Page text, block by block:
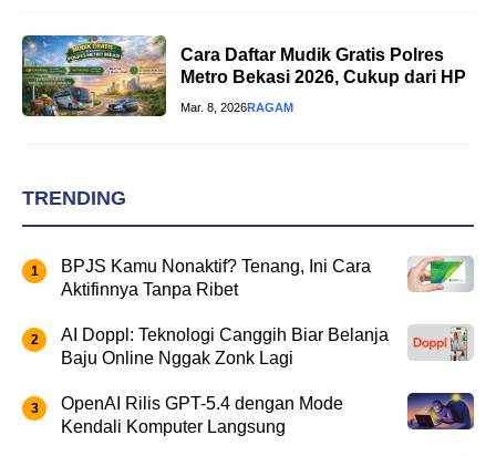
Cara Daftar Mudik Gratis Polres
Metro Bekasi 2026, Cukup dari HP
Mar. 8, 2026RAGAM
TRENDING
BPJS Kamu Nonaktif? Tenang, Ini Cara
Aktifinnya Tanpa Ribet
AI Doppl: Teknologi Canggih Biar Belanja
Baju Online Nggak Zonk Lagi
OpenAI Rilis GPT-5.4 dengan Mode
Kendali Komputer Langsung